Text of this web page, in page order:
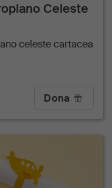
Celeste
celeste cartacea
Dona